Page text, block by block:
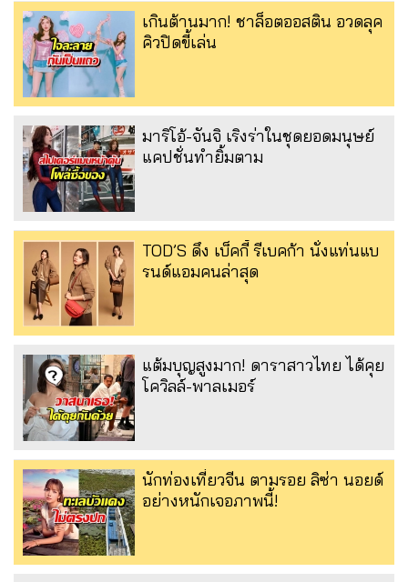
เกินต้านมาก! ชาล็อตออสติน อวดลุค
คิวปิดขี้เล่น
มาริโอ้-จันจิ เริงร่าในชุดยอดมนุษย์
แคปชั่นทำยิ้มตาม
TOD’S ดึง เบ็คกี้ รีเบคก้า นั่งแท่นแบ
รนด์แอมคนล่าสุด
แต้มบุญสูงมาก! ดาราสาวไทย ได้คุย
โควิลล์-พาลเมอร์
นักท่องเที่ยวจีน ตามรอย ลิซ่า นอยด์
อย่างหนักเจอภาพนี้!